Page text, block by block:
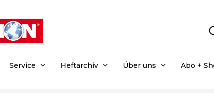
Service Heftarchiv Über uns Abo +